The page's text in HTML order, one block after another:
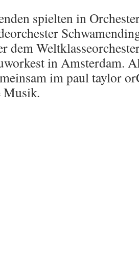
spielten in
dem
in Amsterdam.
im paul taylor
Musik.